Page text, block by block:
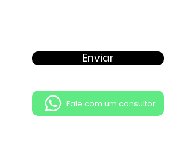
Enviar
Fale com um consultor